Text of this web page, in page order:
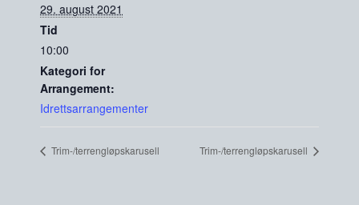
29. august 2021
Tid
10:00
Kategori for
Arrangement:
Idrettsarrangementer
Trim-/terrengløpskarusell Trim-/terrengløpskarusell